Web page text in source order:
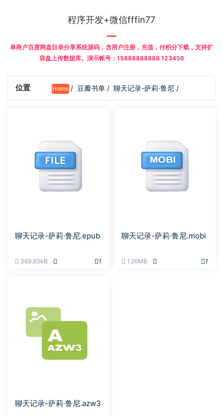
程序开发+微信fffin77
单商户百度网盘目录分享系统源码，含用户注册，充值，付积分下载，支持扩
容盘上传数据库。演示帐号：15888888888 123456
位置 Home / 豆瓣书单 / 聊天记录-萨莉·鲁尼 /
聊天记录-萨莉·鲁尼.epub
369.93kB 1
聊天记录-萨莉·鲁尼.mobi
1.26MB 1
聊天记录-萨莉·鲁尼.azw3